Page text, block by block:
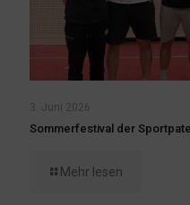
3. Juni 2026
Sommerfestival der
Mehr lesen